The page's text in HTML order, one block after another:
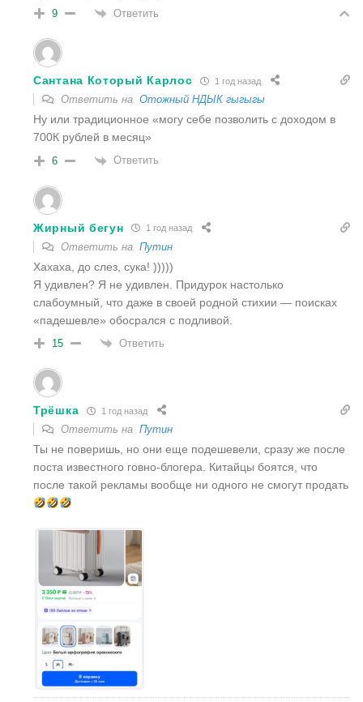
9 Ответить
Сантана Который Карлос 1 год назад
Ответить на Отожный НДЫК гыгыгы
Ну или традиционное «могу себе позволить с доходом в
700К рублей в месяц»
6 Ответить
Жирный бегун 1 год назад
Ответить на Путин
Хахаха, до слез, сука! )))))
Я удивлен? Я не удивлен. Придурок настолько
слабоумный, что даже в своей родной стихии — поисках
«падешевле» обосрался с подливой.
15 Ответить
Трёшка 1 год назад
Ответить на Путин
Ты не поверишь, но они еще подешевели, сразу же после
поста известного говно-блогера. Китайцы боятся, что
после такой рекламы вообще ни одного не смогут продать